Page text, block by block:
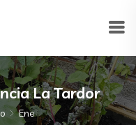
La Tardor
Ene